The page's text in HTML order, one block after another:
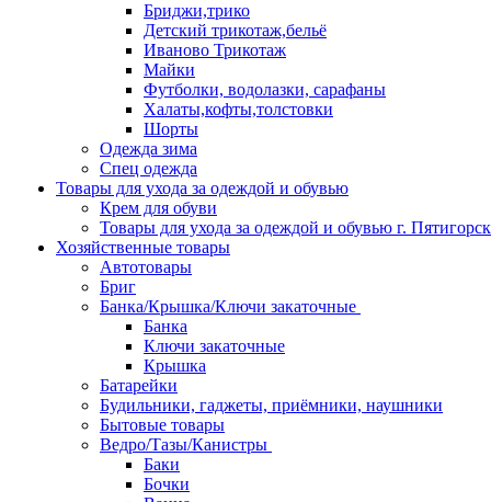
Бриджи,трико
Детский трикотаж,бельё
Иваново Трикотаж
Майки
Футболки, водолазки, сарафаны
Халаты,кофты,толстовки
Шорты
Одежда зима
Спец одежда
Товары для ухода за одеждой и обувью
Крем для обуви
Товары для ухода за одеждой и обувью г. Пятигорск
Хозяйственные товары
Автотовары
Бриг
Банка/Крышка/Ключи закаточные
Банка
Ключи закаточные
Крышка
Батарейки
Будильники, гаджеты, приёмники, наушники
Бытовые товары
Ведро/Тазы/Канистры
Баки
Бочки